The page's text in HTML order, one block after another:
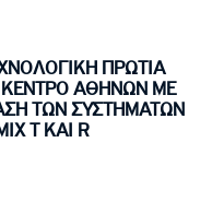
ΠΡΩΤΙΑ
ΚΕΝΤΡΟ ΑΘΗΝΩΝ ΜΕ
ΤΩΝ ΣΥΣΤΗΜΑΤΩΝ
T ΚΑΙ R